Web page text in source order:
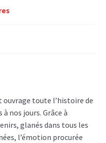
ouvrage toute l’histoire de
nos jours. Grâce à
glanés dans tous les
l’émotion procurée